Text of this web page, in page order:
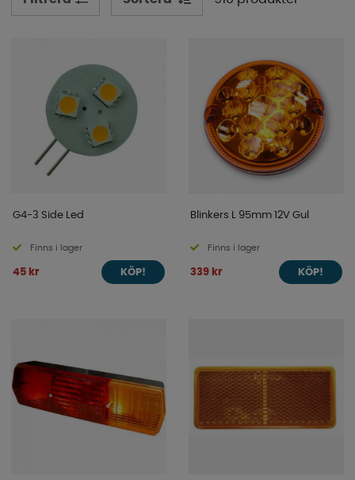
G4-3 Side Led
Finns i lager
45 kr KÖP!
Blinkers L 95mm 12V Gul
Finns i lager
339 kr KÖP!